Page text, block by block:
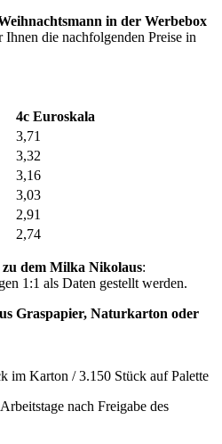
in der Werbebox
die nachfolgenden Preise in
4c Euroskala
3,71
3,32
3,16
3,03
2,91
2,74
dem Milka Nikolaus:
1:1 als Daten gestellt werden.
Graspapier, Naturkarton oder
im Karton / 3.150 Stück auf Palette
nach Freigabe des